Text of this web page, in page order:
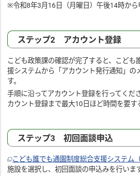
※令和8年3月16日（月曜日）午後14時から
ステップ2 アカウント登録
こども政策課の確認が完了すると、こども
援システムから「アカウント発行通知」の
す。
手順に沿ってアカウント登録を行ってくだ
カウント登録まで最大10日ほど時間を要す
ステップ3 初回面談申込
こども誰でも通園制度総合支援システム
施設を選択し、初回面談の申込みを行いま